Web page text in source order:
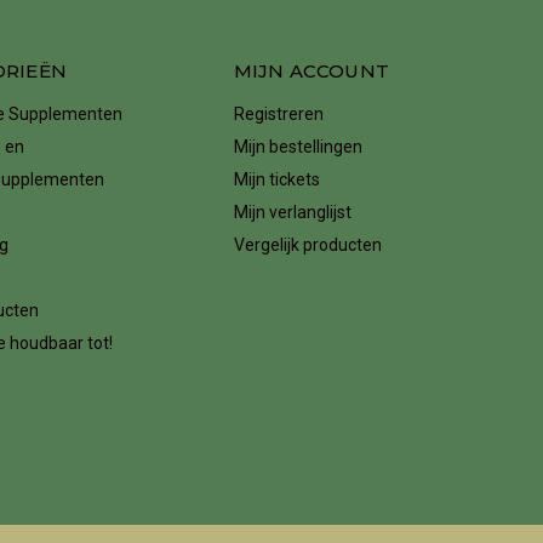
Supplementen
en
houdbaar tot!
MIJN ACCOUNT
Registreren
Mijn bestellingen
Mijn tickets
Mijn verlanglijst
Vergelijk producten